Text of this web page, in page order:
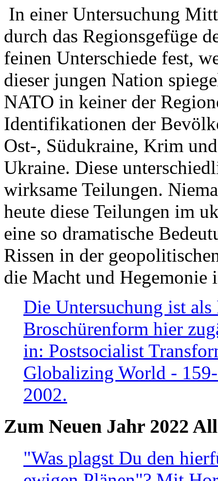
In einer Untersuchung
durch das Regionsgefüge
feinen Unterschiede fest,
dieser jungen Nation
NATO in keiner der
Identifikationen der
Ost-, Südukraine, Krim
Ukraine. Diese
wirksame Teilungen.
heute diese Teilungen im
eine so dramatische
Rissen in der
die Macht und Hegemonie
Die Untersuchung ist
Broschürenform hier
in: Postsocialist
Globalizing World -
2002.
Zum Neuen Jahr 2022
"Was plagst Du den